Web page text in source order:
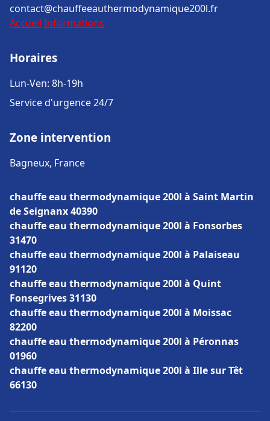
contact@chauffeeauthermodynamique200l.fr
Accueil Informations
Horaires
Lun-Ven: 8h-19h
Service d'urgence 24/7
Zone intervention
Bagneux, France
chauffe eau thermodynamique 200l à Saint Martin
de Seignanx 40390
chauffe eau thermodynamique 200l à Fonsorbes
31470
chauffe eau thermodynamique 200l à Palaiseau
91120
chauffe eau thermodynamique 200l à Quint
Fonsegrives 31130
chauffe eau thermodynamique 200l à Moissac
82200
chauffe eau thermodynamique 200l à Péronnas
01960
chauffe eau thermodynamique 200l à Ille sur Têt
66130